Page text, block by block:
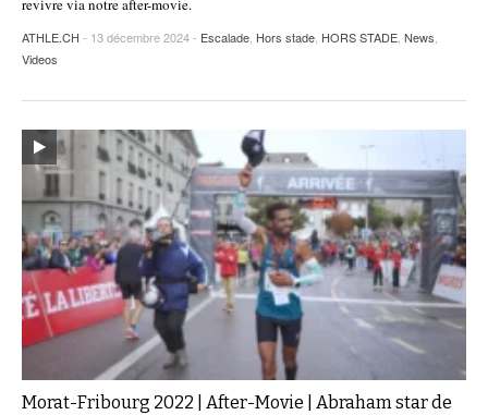
revivre via notre after-movie.
ATHLE.CH - 13 décembre 2024 - Escalade Hors stade HORS STADE News
Videos
Morat-Fribourg 2022 | After-Movie | Abraham star de